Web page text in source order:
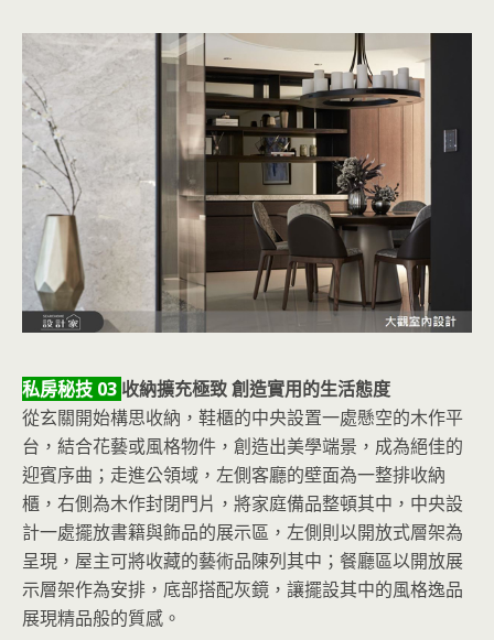
私房秘技 03 收納擴充極致 創造實用的生活態度
從玄關開始構思收納，鞋櫃的中央設置一處懸空的木作平
台，結合花藝或風格物件，創造出美學端景，成為絕佳的
迎賓序曲；走進公領域，左側客廳的壁面為一整排收納
櫃，右側為木作封閉門片，將家庭備品整頓其中，中央設
計一處擺放書籍與飾品的展示區，左側則以開放式層架為
呈現，屋主可將收藏的藝術品陳列其中；餐廳區以開放展
示層架作為安排，底部搭配灰鏡，讓擺設其中的風格逸品
展現精品般的質感。